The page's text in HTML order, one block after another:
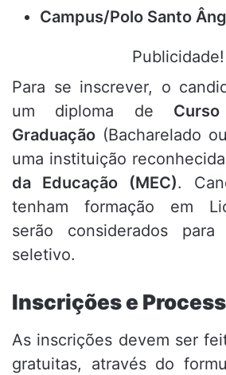
Campus/Polo Santo
Publicidade!
Para se inscrever, o
um diploma de
Graduação (Bacharelado
uma instituição
da Educação (MEC).
tenham formação em
serão considerados
seletivo.
Inscrições e
As inscrições devem ser
gratuitas, através do